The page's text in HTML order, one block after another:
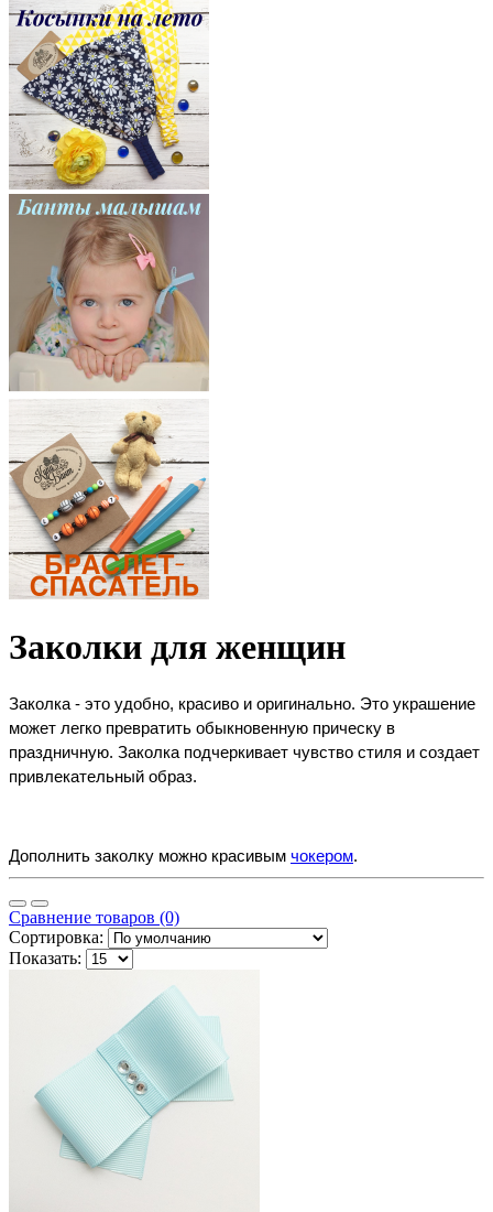
Заколки для женщин
Заколка - это удобно, красиво и оригинально. Это украшение
может легко превратить обыкновенную прическу в
праздничную. Заколка подчеркивает чувство стиля и создает
привлекательный образ.
Дополнить заколку можно красивым чокером.
Сравнение товаров (0)
Сортировка:
Показать: